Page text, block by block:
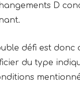
D
défi est
du type